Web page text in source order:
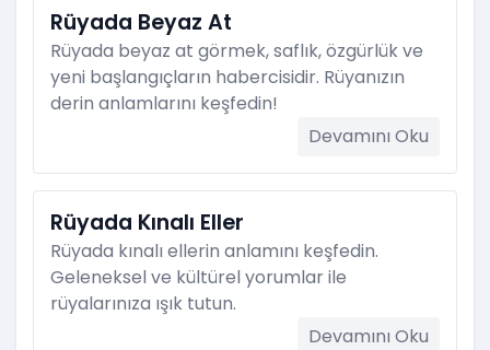
Rüyada Beyaz At
Rüyada beyaz at görmek, saflık, özgürlük ve
yeni başlangıçların habercisidir. Rüyanızın
derin anlamlarını keşfedin!
Devamını Oku
Rüyada Kınalı Eller
Rüyada kınalı ellerin anlamını keşfedin.
Geleneksel ve kültürel yorumlar ile
rüyalarınıza ışık tutun.
Devamını Oku